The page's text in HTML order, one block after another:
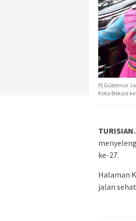
Pj Gubernur
Kota Bekasi
ke-27.
Halaman
jalan